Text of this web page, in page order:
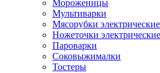
Мороженицы
Мультиварки
Мясорубки электрические
Ножеточки электрические
Пароварки
Соковыжималки
Тостеры